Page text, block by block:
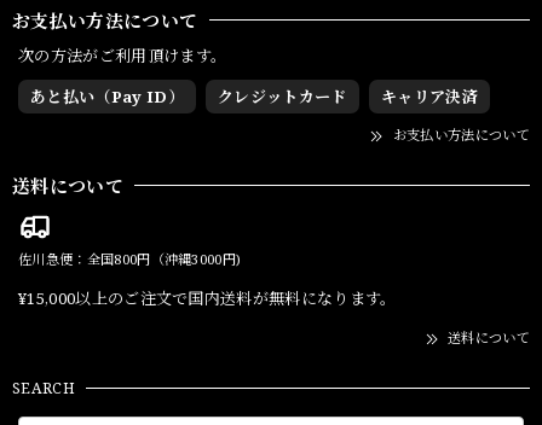
お支払い方法について
次の方法がご利用頂けます。
あと払い（Pay ID）
クレジットカード キャリア決済
お支払い方法について
送料について
佐川急便：全国800円（沖縄3000円)
¥15,000以上のご注文で国内送料が無料になります。
送料について
SEARCH